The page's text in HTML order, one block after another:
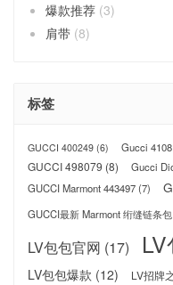
爆款推荐 (3)
肩带 (8)
标签
GUCCI 400249 (6) Gucci
GUCCI 498079 (8) Gucci
GUCCI Marmont 443497(7)
GUCCI最新 Marmont 绗缝链条包
LV包包官网 (17)
LV包包爆款 (12) LV招牌